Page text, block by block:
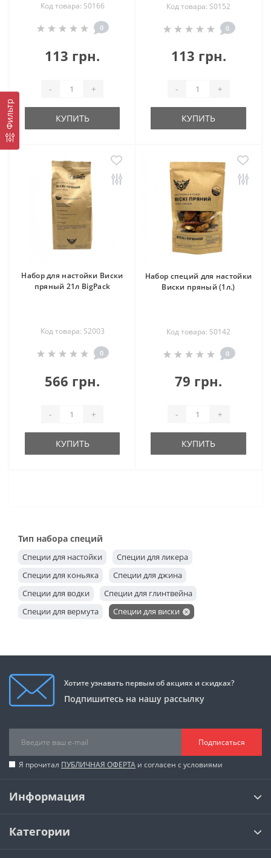
Фильтр
Код товара: S0166
0
113 грн.
- +
КУПИТЬ
Код товара: S0152
0
113 грн.
- +
КУПИТЬ
Набор для настойки Виски
пряный 21л BigPack
Код товара: S2003
0
566 грн.
- +
КУПИТЬ
Набор специй для настойки
Виски пряный (1л.)
Код товара: S0142
0
79 грн.
- +
КУПИТЬ
Тип набора специй
Специи для настойки
Специи для ликера
Специи для коньяка
Специи для джина
Специи для водки
Специи для глинтвейна
Специи для вермута
Специи для виски
Хотите узнавать первым об акциях и скидках?
Подпишитесь на нашу рассылку
Подписаться
Я прочитал ПУБЛИЧНАЯ ОФЕРТА и согласен с условиями
Информация
Категории